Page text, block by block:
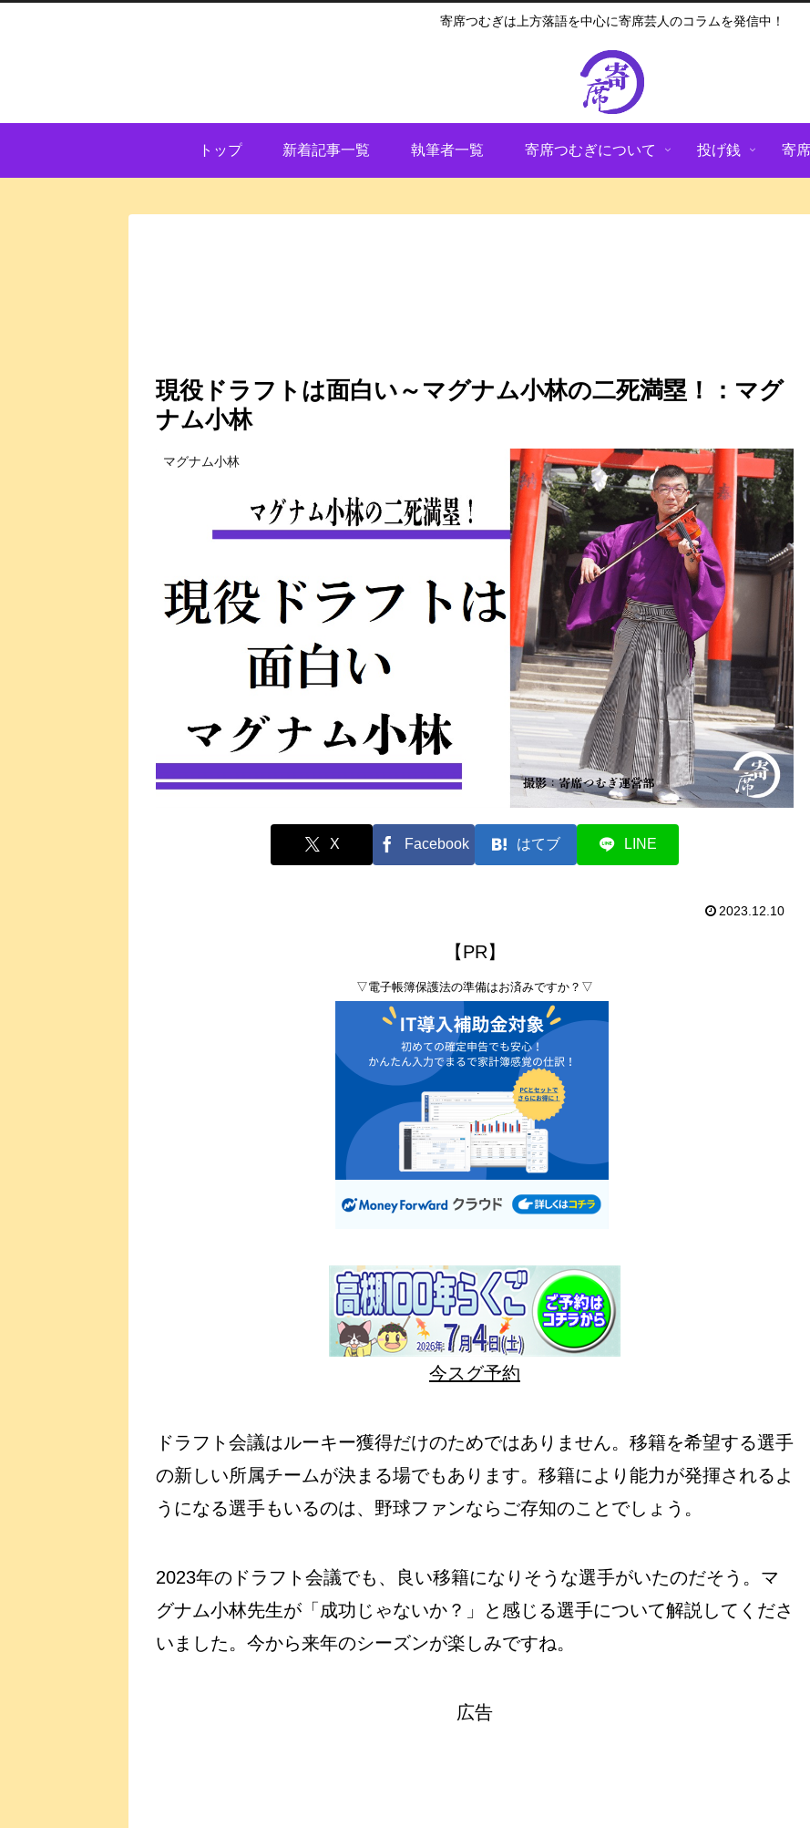
寄席つむぎは上方落語を中心に寄席芸人のコラムを発信中！
トップ 新着記事一覧 執筆者一覧 寄席つむぎについて 投げ銭 寄
現役ドラフトは面白い～マグナム小林の二死満塁！：マグ
ナム小林
マグナム小林
X Facebook はてブ LINE
2023.12.10
【PR】
▽電子帳簿保護法の準備はお済みですか？▽
今スグ予約
ドラフト会議はルーキー獲得だけのためではありません。移籍を希望する選手
の新しい所属チームが決まる場でもあります。移籍により能力が発揮されるよ
うになる選手もいるのは、野球ファンならご存知のことでしょう。
2023年のドラフト会議でも、良い移籍になりそうな選手がいたのだそう。マ
グナム小林先生が「成功じゃないか？」と感じる選手について解説してくださ
いました。今から来年のシーズンが楽しみですね。
広告